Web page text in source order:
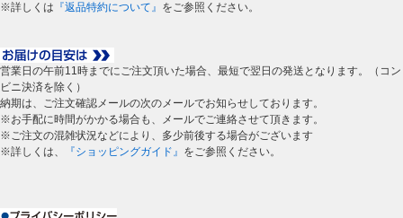
※詳しくは 『返品特約について』 をご参照ください。
営業日の午前11時までにご注文頂いた場合、最短で翌日の発送となります。（コン
ビニ決済を除く）
納期は、ご注文確認メールの次のメールでお知らせしております。
※お手配に時間がかかる場合も、メールでご連絡させて頂きます。
※ご注文の混雑状況などにより、多少前後する場合がございます
※詳しくは、
『ショッピングガイド』 をご参照ください。